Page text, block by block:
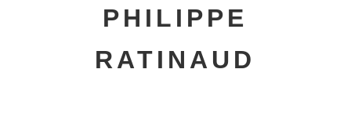
PHILIPPE
RATINAUD